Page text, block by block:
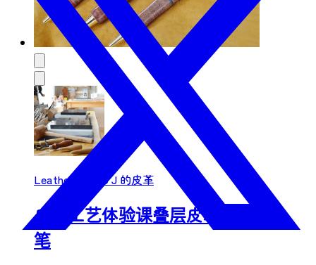
Leather Studio J 的皮革
皮革工艺体验课叠层皮革圆珠
笔